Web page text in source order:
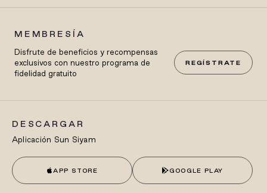
MEMBRESÍA
Disfrute de beneficios y recompensas
exclusivos con nuestro programa de
fidelidad gratuito
REGÍSTRATE
DESCARGAR
Aplicación Sun Siyam
APP STORE GOOGLE PLAY